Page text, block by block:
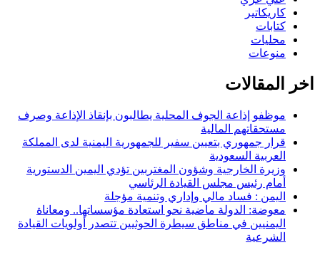
كاريكاتير
كتابات
محليات
منوعات
اخر المقالات
موظفو إذاعة الجوف المحلية يطالبون بإنقاذ الإذاعة وصرف
مستحقاتهم المالية
قرار جمهوري بتعيين سفير للجمهورية اليمنية لدى المملكة
العربية السعودية
وزيرة الخارجية وشؤون المغتربين تؤدي اليمين الدستورية
أمام رئيس مجلس القيادة الرئاسي
اليمن : فساد مالي وإداري وتنمية مؤجلة
معوضة: الدولة ماضية نحو استعادة مؤسساتها.. ومعاناة
اليمنيين في مناطق سيطرة الحوثيين تتصدر أولويات القيادة
الشرعية